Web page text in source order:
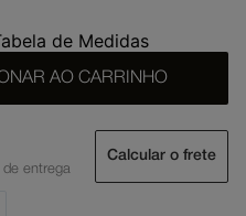
de Medidas
AO CARRINHO
Calcular o frete